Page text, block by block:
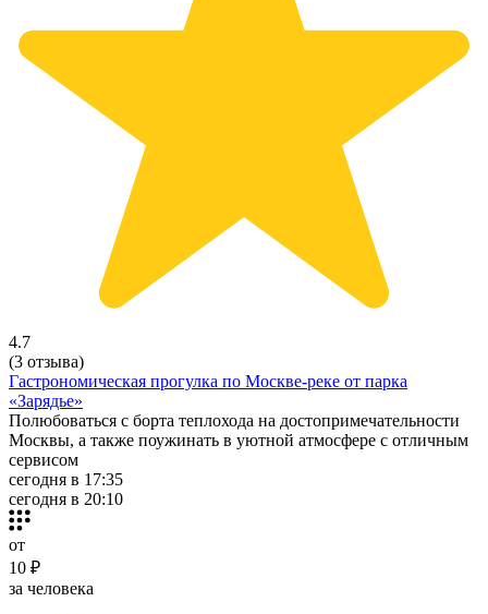
4.7
(3 отзыва)
Гастрономическая прогулка по Москве-реке от парка
«Зарядье»
Полюбоваться с борта теплохода на достопримечательности
Москвы, а также поужинать в уютной атмосфере с отличным
сервисом
сегодня в 17:35
сегодня в 20:10
от
10 ₽
за человека